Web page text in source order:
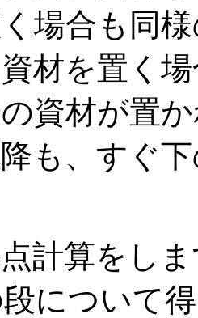
場合も同
材を置く
資材が置
も、すぐ
計算をし
について